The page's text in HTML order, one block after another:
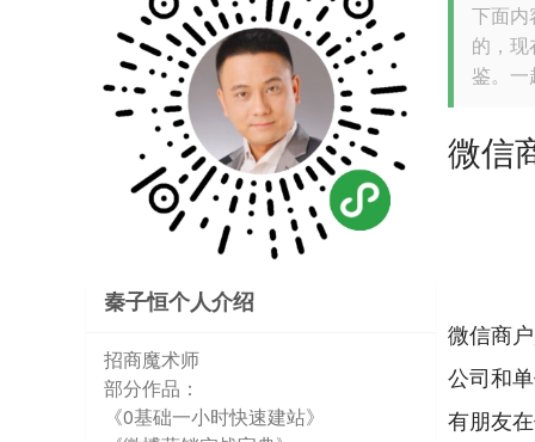
秦子恒个人介绍
招商魔术师
部分作品：
《0基础一小时快速建站》
下面内
的，
鉴。一
微信
微信商
公司和
有朋友